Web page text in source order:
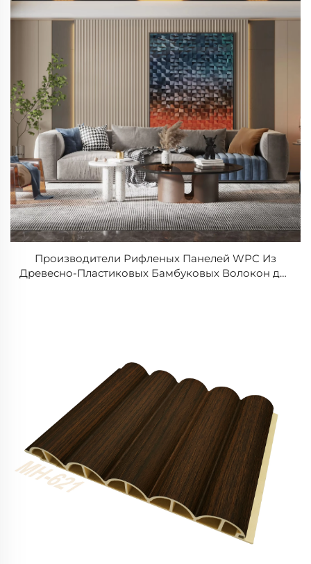
Производители Рифленых Панелей WPC Из
Древесно-Пластиковых Бамбуковых Волокон для